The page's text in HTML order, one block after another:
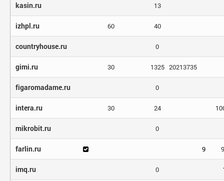
kasin.ru 13
izhpl.ru 60 40
countryhouse.ru 0
gimi.ru 30 1325 20213735
figaromadame.ru 0
intera.ru 30 24
mikrobit.ru 0
farlin.ru 9
imq.ru 0